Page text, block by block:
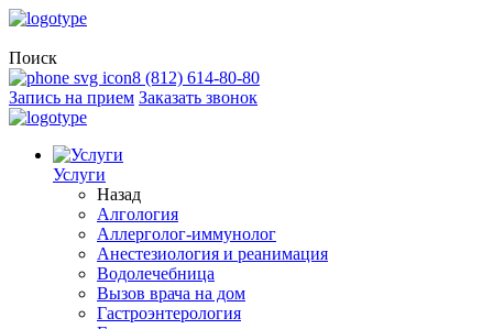
Поиск
8 (812) 614-80-80
Запись на прием Заказать звонок
Услуги
Назад
Алгология
Аллерголог-иммунолог
Анестезиология и реанимация
Водолечебница
Вызов врача на дом
Гастроэнтерология